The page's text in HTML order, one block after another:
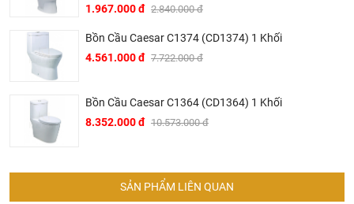
1.967.000 đ 2.840.000 đ
Bồn Cầu Caesar C1374 (CD1374) 1 Khối
4.561.000 đ 7.722.000 đ
Bồn Cầu Caesar C1364 (CD1364) 1 Khối
8.352.000 đ 10.573.000 đ
SẢN PHẨM LIÊN QUAN